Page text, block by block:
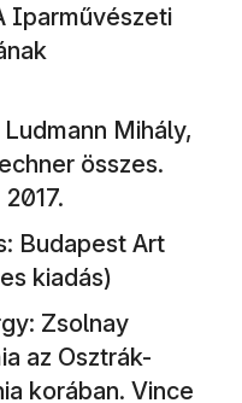
Iparművészeti
Mihály,
összes.
Budapest Art
kiadás)
Zsolnay
az Osztrák-
korában. Vince